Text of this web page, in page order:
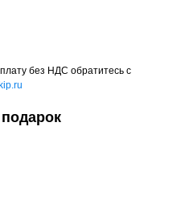
без НДС обратитесь с